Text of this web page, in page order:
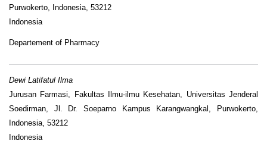
Purwokerto, Indonesia, 53212
Indonesia
Departement of Pharmacy
Dewi Latifatul Ilma
Jurusan Farmasi, Fakultas Ilmu-ilmu Kesehatan, Universitas Jenderal
Soedirman, Jl. Dr. Soeparno Kampus Karangwangkal, Purwokerto,
Indonesia, 53212
Indonesia